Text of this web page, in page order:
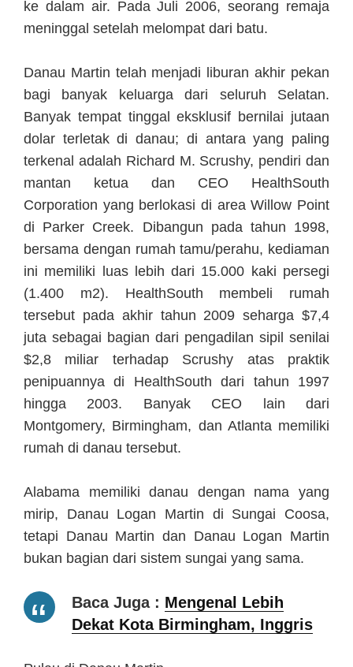
ke dalam air. Pada Juli 2006, seorang remaja
meninggal setelah melompat dari batu.
Danau Martin telah menjadi liburan akhir pekan
bagi banyak keluarga dari seluruh Selatan.
Banyak tempat tinggal eksklusif bernilai jutaan
dolar terletak di danau; di antara yang paling
terkenal adalah Richard M. Scrushy, pendiri dan
mantan ketua dan CEO HealthSouth
Corporation yang berlokasi di area Willow Point
di Parker Creek. Dibangun pada tahun 1998,
bersama dengan rumah tamu/perahu, kediaman
ini memiliki luas lebih dari 15.000 kaki persegi
(1.400 m2). HealthSouth membeli rumah
tersebut pada akhir tahun 2009 seharga $7,4
juta sebagai bagian dari pengadilan sipil senilai
$2,8 miliar terhadap Scrushy atas praktik
penipuannya di HealthSouth dari tahun 1997
hingga 2003. Banyak CEO lain dari
Montgomery, Birmingham, dan Atlanta memiliki
rumah di danau tersebut.
Alabama memiliki danau dengan nama yang
mirip, Danau Logan Martin di Sungai Coosa,
tetapi Danau Martin dan Danau Logan Martin
bukan bagian dari sistem sungai yang sama.
Baca Juga : Mengenal Lebih
Dekat Kota Birmingham, Inggris